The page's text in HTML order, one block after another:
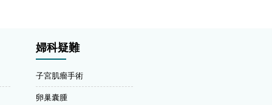
婦科疑難
子宮肌瘤手術
卵巢囊腫